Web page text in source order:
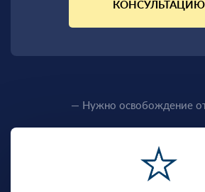
КОНСУЛЬТАЦИЮ
— Нужно освобождение